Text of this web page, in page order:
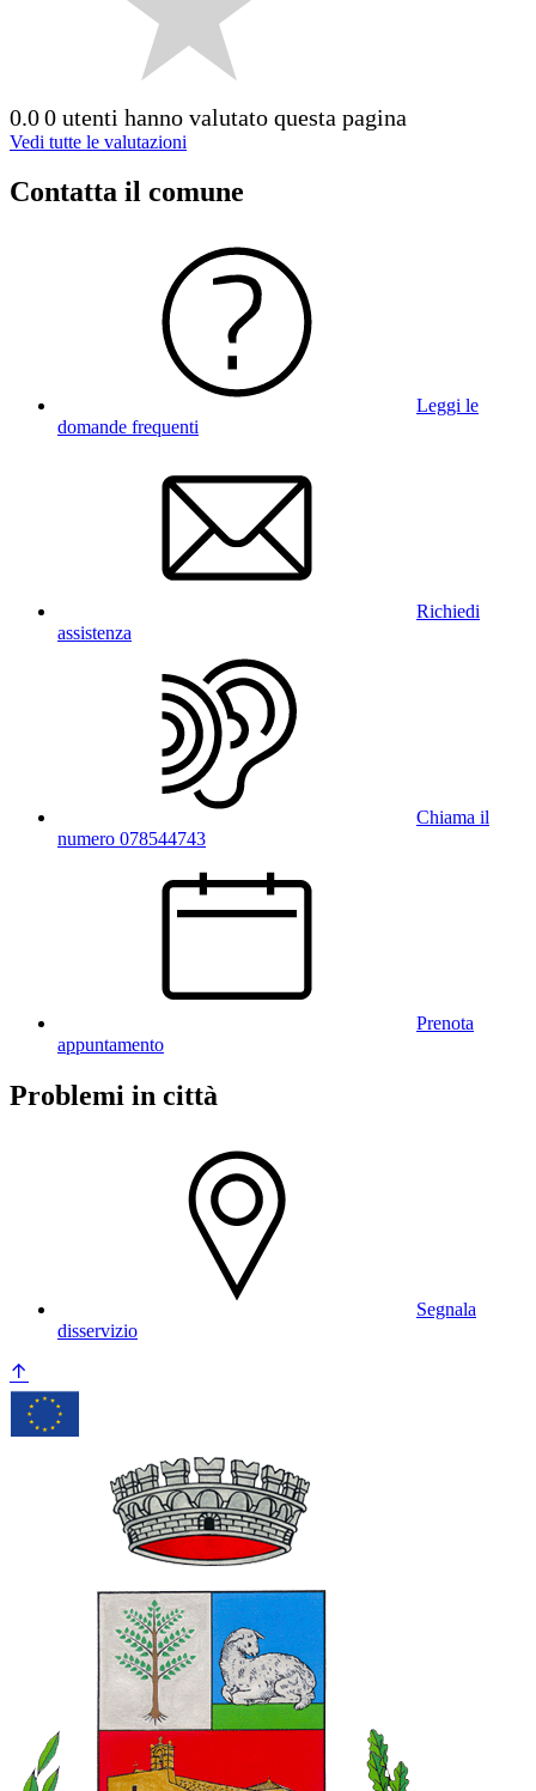
0.00 utenti hanno valutato questa pagina
Vedi tutte le valutazioni
Contatta il comune
Leggi le
domande frequenti
Richiedi
assistenza
Chiama il
numero 078544743
Prenota
appuntamento
Problemi in città
Segnala
disservizio